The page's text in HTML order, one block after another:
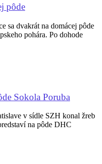
pôde
sa dvakrát na domácej pôde
pohára. Po dohode
Sokola Poruba
v sídle SZH konal žreb
na pôde DHC